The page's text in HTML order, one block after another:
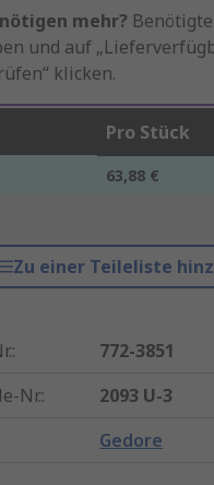
mehr?
und auf
klicken.
Pro Stück
63,88 €
Zu einer Teileliste
:
772-3851
Nr.:
2093 U-3
Gedore